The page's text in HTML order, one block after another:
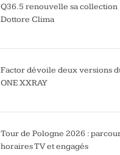
Q36.5 renouvelle sa collection
Dottore Clima
Factor dévoile deux versions
ONE XXRAY
Tour de Pologne 2026 :
horaires TV et engagés